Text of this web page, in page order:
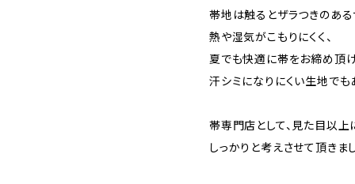
帯地は触るとザラつきのある
熱や湿気がこもりにくく、
夏でも快適に帯をお締め頂
汗シミになりにくい生地でも
帯専門店として、見た目以
しっかりと考えさせて頂きま